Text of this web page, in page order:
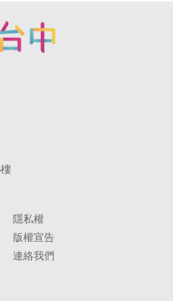
隱私權
版權宣告
連絡我們